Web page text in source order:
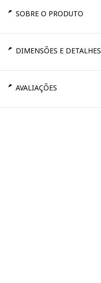
SOBRE O PRODUTO
DIMENSÕES E DETALHES
AVALIAÇÕES